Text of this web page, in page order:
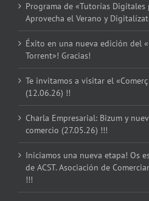
Programa de «Tutorías
Aprovecha el Verano y
Éxito en una nueva edición del
Torrent»! Gracias!
Te invitamos a visitar el
(12.06.26) !!
Charla Empresarial: Bizum y
comercio (27.05.26) !!!
Iniciamos una nueva etapa! Os
de ACST. Asociación de
!!!